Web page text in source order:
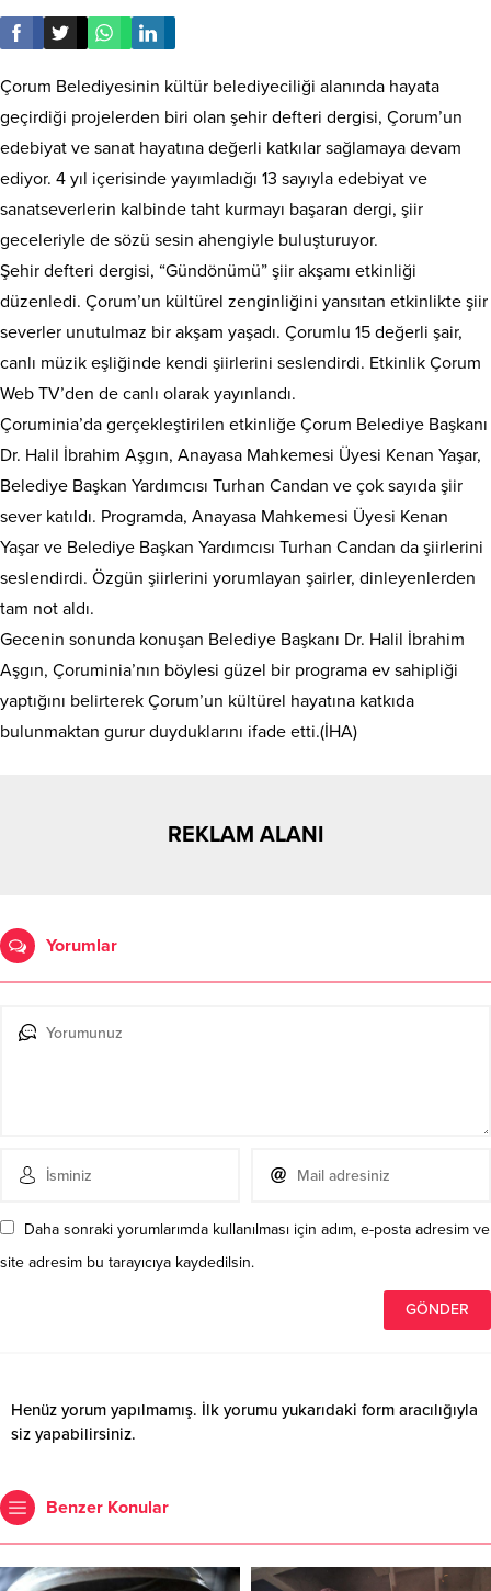
Çorum Belediyesinin kültür belediyeciliği alanında hayata
geçirdiği projelerden biri olan şehir defteri dergisi, Çorum’un
edebiyat ve sanat hayatına değerli katkılar sağlamaya devam
ediyor. 4 yıl içerisinde yayımladığı 13 sayıyla edebiyat ve
sanatseverlerin kalbinde taht kurmayı başaran dergi, şiir
geceleriyle de sözü sesin ahengiyle buluşturuyor.
Şehir defteri dergisi, “Gündönümü” şiir akşamı etkinliği
düzenledi. Çorum’un kültürel zenginliğini yansıtan etkinlikte şiir
severler unutulmaz bir akşam yaşadı. Çorumlu 15 değerli şair,
canlı müzik eşliğinde kendi şiirlerini seslendirdi. Etkinlik Çorum
Web TV’den de canlı olarak yayınlandı.
Çoruminia’da gerçekleştirilen etkinliğe Çorum Belediye Başkanı
Dr. Halil İbrahim Aşgın, Anayasa Mahkemesi Üyesi Kenan Yaşar,
Belediye Başkan Yardımcısı Turhan Candan ve çok sayıda şiir
sever katıldı. Programda, Anayasa Mahkemesi Üyesi Kenan
Yaşar ve Belediye Başkan Yardımcısı Turhan Candan da şiirlerini
seslendirdi. Özgün şiirlerini yorumlayan şairler, dinleyenlerden
tam not aldı.
Gecenin sonunda konuşan Belediye Başkanı Dr. Halil İbrahim
Aşgın, Çoruminia’nın böylesi güzel bir programa ev sahipliği
yaptığını belirterek Çorum’un kültürel hayatına katkıda
bulunmaktan gurur duyduklarını ifade etti.(İHA)
REKLAM ALANI
Yorumlar
Daha sonraki yorumlarımda kullanılması için adım, e-posta adresim ve
site adresim bu tarayıcıya kaydedilsin.
Henüz yorum yapılmamış. İlk yorumu yukarıdaki form aracılığıyla
siz yapabilirsiniz.
Benzer Konular